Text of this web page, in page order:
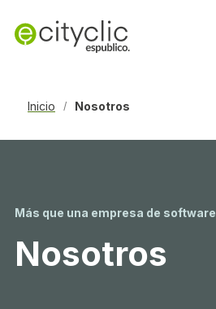
Inicio / Nosotros
Más que una empresa de software
Nosotros